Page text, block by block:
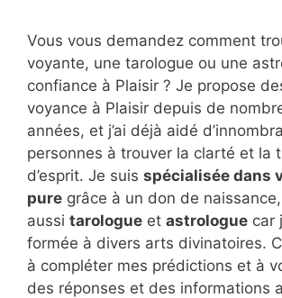
Vous vous demandez comment
voyante, une tarologue ou une
confiance à Plaisir ? Je propose
voyance à Plaisir depuis de
années, et j’ai déjà aidé
personnes à trouver la clarté et la
d’esprit. Je suis spécialisée dans
pure grâce à un don de
aussi tarologue et astrologue car
formée à divers arts divinatoires.
à compléter mes prédictions et à
des réponses et des informations